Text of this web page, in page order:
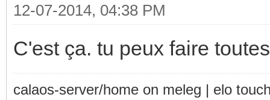
12-07-2014, 04:38 PM
C'est ça. tu peux faire
calaos-server/home on meleg | elo